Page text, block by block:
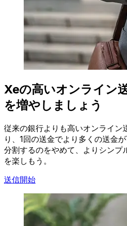
Xeの高いオンライン
を増やしましょう
従来の銀行よりも高いオンライン
り、1回の送金でより多くの送金
分割するのをやめて、よりシンプ
を楽しもう。
送信開始